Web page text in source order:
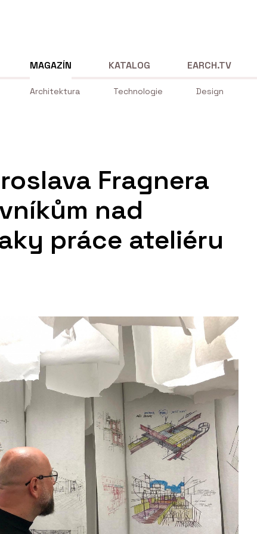
MAGAZÍN
Architektura Technologie Design
KATALOG EARCH.TV
Fragnera
nad
práce ateliéru